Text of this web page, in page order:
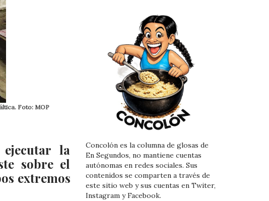
Foto: MOP
la
sobre el
extremos
Concolón es la columna de glosas de
En Segundos, no mantiene cuentas
autónomas en redes sociales. Sus
contenidos se comparten a través de
este sitio web y sus cuentas en Twiter,
Instagram y Facebook.